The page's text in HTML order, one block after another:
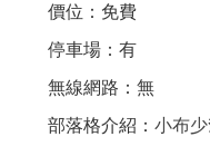
價位：免費
停車場：有
無線網路：無
部落格介紹： 小布